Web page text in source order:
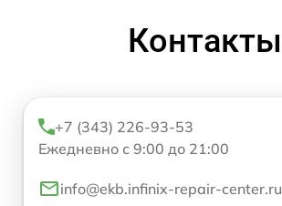
Контакты
+7 (343) 226-93-53
Ежедневно с 9:00 до 21:00
info@ekb.infinix-repair-center.ru